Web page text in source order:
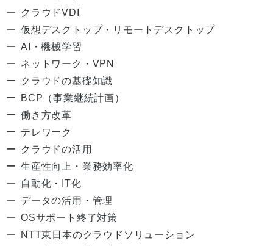
クラウドVDI
仮想デスクトップ・リモートデスクトップ
AI・機械学習
ネットワーク・VPN
クラウドの基礎知識
BCP（事業継続計画）
働き方改革
テレワーク
クラウドの活用
生産性向上・業務効率化
自動化・IT化
データの活用・管理
OSサポート終了対策
NTT東日本のクラウドソリューション